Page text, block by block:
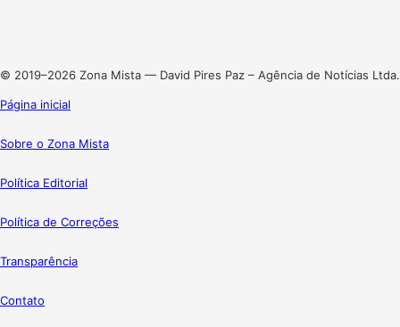
© 2019–2026 Zona Mista — David Pires Paz – Agência de Notícias Ltda.
Página inicial
Sobre o Zona Mista
Política Editorial
Política de Correções
Transparência
Contato